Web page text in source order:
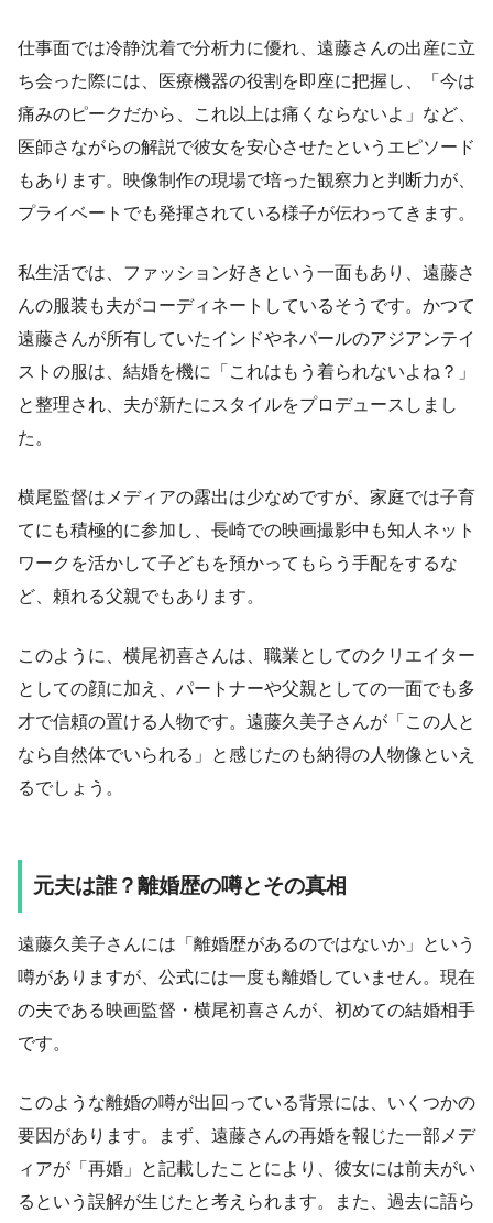
仕事面では冷静沈着で分析力に優れ、遠藤さんの出産に立
ち会った際には、医療機器の役割を即座に把握し、「今は
痛みのピークだから、これ以上は痛くならないよ」など、
医師さながらの解説で彼女を安心させたというエピソード
もあります。映像制作の現場で培った観察力と判断力が、
プライベートでも発揮されている様子が伝わってきます。
私生活では、ファッション好きという一面もあり、遠藤さ
んの服装も夫がコーディネートしているそうです。かつて
遠藤さんが所有していたインドやネパールのアジアンテイ
ストの服は、結婚を機に「これはもう着られないよね？」
と整理され、夫が新たにスタイルをプロデュースしまし
た。
横尾監督はメディアの露出は少なめですが、家庭では子育
てにも積極的に参加し、長崎での映画撮影中も知人ネット
ワークを活かして子どもを預かってもらう手配をするな
ど、頼れる父親でもあります。
このように、横尾初喜さんは、職業としてのクリエイター
としての顔に加え、パートナーや父親としての一面でも多
才で信頼の置ける人物です。遠藤久美子さんが「この人と
なら自然体でいられる」と感じたのも納得の人物像といえ
るでしょう。
元夫は誰？離婚歴の噂とその真相
遠藤久美子さんには「離婚歴があるのではないか」という
噂がありますが、公式には一度も離婚していません。現在
の夫である映画監督・横尾初喜さんが、初めての結婚相手
です。
このような離婚の噂が出回っている背景には、いくつかの
要因があります。まず、遠藤さんの再婚を報じた一部メデ
ィアが「再婚」と記載したことにより、彼女には前夫がい
るという誤解が生じたと考えられます。また、過去に語ら